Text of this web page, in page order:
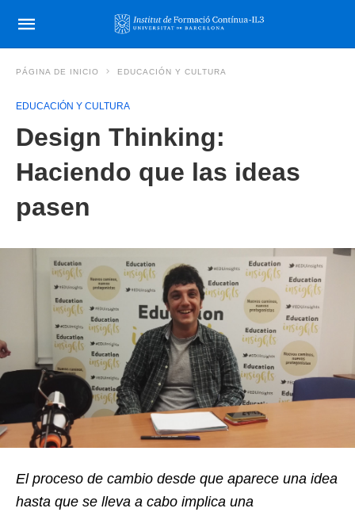
PÁGINA DE INICIO EDUCACIÓN Y CULTURA
EDUCACIÓN Y CULTURA
Design Thinking:
Haciendo que las ideas
pasen
El proceso de cambio desde que aparece una idea
hasta que se lleva a cabo implica una